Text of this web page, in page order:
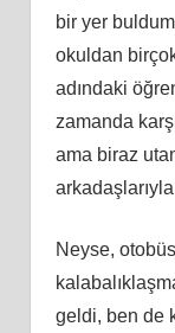
bir yer
okuldan
adındaki
zamanda
ama biraz
arkadaşlarıyla
Neyse,
geldi, ben de